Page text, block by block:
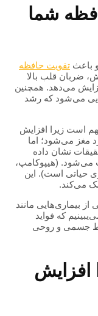
شما
باعث تقویت حافظه
ضربان قلب بالا
می‌دهد. همچنین
می‌شود که رشد
است زیرا افزایش
مغز می‌شود؛ اما
نشان داده
(هیپوکامپ،
حیاتی است). این
می‌کند.
بیماری‌هایی مانند
که فواید
جسمی و روحی
افزایش